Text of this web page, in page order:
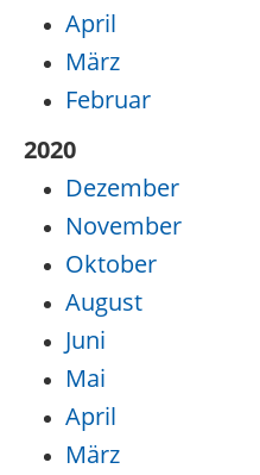
April
März
Februar
2020
Dezember
November
Oktober
August
Juni
Mai
April
März